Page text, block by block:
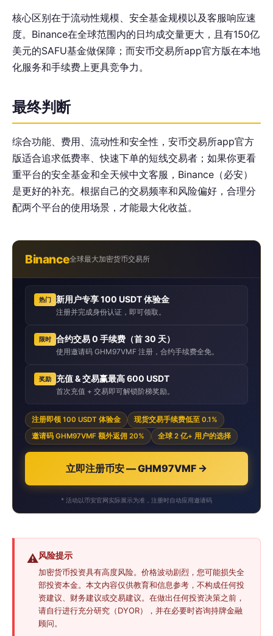
核心区别在于流动性规模、安全基金规模以及客服响应速
度。Binance在全球范围内的日均成交量更大，且有150亿
美元的SAFU基金做保障；而安币交易所app官方版在本地
化服务和手续费上更具竞争力。
最终判断
综合功能、费用、流动性和安全性，安币交易所app官方
版适合追求低费率、快速下单的短线交易者；如果你更看
重平台的安全基金和全天候中文客服，Binance（必安）
是更好的补充。根据自己的交易频率和风险偏好，合理分
配两个平台的使用场景，才能最大化收益。
Binance全球最大加密货币交易所
热门 新用户专享 100 USDT 体验金
注册并完成身份认证，即可领取。
限时 合约交易 0 手续费（首 30 天）
使用邀请码 GHM97VMF 注册，合约手续费全免。
奖励 充值 & 交易赢最高 600 USDT
首次充值 + 交易即可解锁阶梯奖励。
注册即领 100 USDT 体验金
现货交易手续费低至 0.1%
邀请码 GHM97VMF 额外返佣 20%
全球 2 亿+ 用户的选择
立即注册币安 — GHM97VMF →
* 活动以币安官网实际展示为准，注册时自动应用邀请码
⚠️风险提示
加密货币投资具有高度风险。价格波动剧烈，您可能损失全
部投资本金。本文内容仅供教育和信息参考，不构成任何投
资建议、财务建议或交易建议。在做出任何投资决策之前，
请自行进行充分研究（DYOR），并在必要时咨询持牌金融
顾问。